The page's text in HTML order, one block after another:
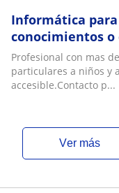
Informática
conocimientos
Profesional con mas
particulares a niños y
accesible.Contacto p...
ver más